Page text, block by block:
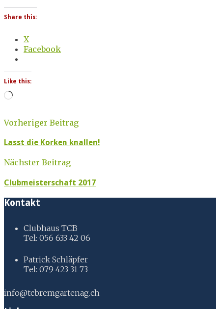
Share this:
X
Facebook
Like this:
Loading…
Vorheriger Beitrag
Lasst die Korken knallen!
Nächster Beitrag
Clubmeisterschaft 2017
Kontakt
Clubhaus TCB
Tel: 056 633 42 06
Patrick Schläpfer
Tel: 079 423 31 73
info@tcbremgartenag.ch